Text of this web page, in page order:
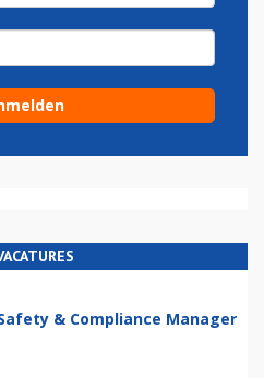
& Compliance Manager